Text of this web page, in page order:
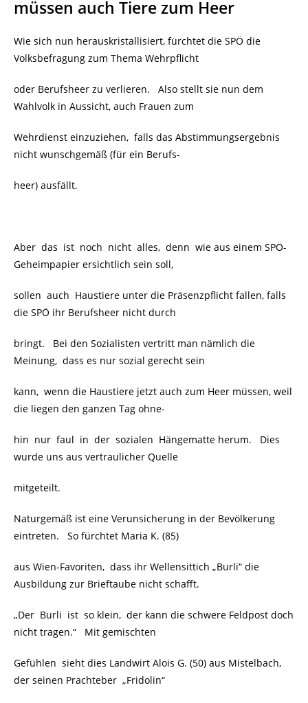
müssen auch Tiere zum Heer
Wie sich nun herauskristallisiert, fürchtet die SPÖ die
Volksbefragung zum Thema Wehrpflicht
oder Berufsheer zu verlieren. Also stellt sie nun dem
Wahlvolk in Aussicht, auch Frauen zum
Wehrdienst einzuziehen, falls das Abstimmungsergebnis
nicht wunschgemäß (für ein Berufs-
heer) ausfällt.
Aber das ist noch nicht alles, denn wie aus einem SPÖ-
Geheimpapier ersichtlich sein soll,
sollen auch Haustiere unter die Präsenzpflicht fallen, falls
die SPÖ ihr Berufsheer nicht durch
bringt. Bei den Sozialisten vertritt man nämlich die
Meinung, dass es nur sozial gerecht sein
kann, wenn die Haustiere jetzt auch zum Heer müssen, weil
die liegen den ganzen Tag ohne-
hin nur faul in der sozialen Hängematte herum. Dies
wurde uns aus vertraulicher Quelle
mitgeteilt.
Naturgemäß ist eine Verunsicherung in der Bevölkerung
eintreten. So fürchtet Maria K. (85)
aus Wien-Favoriten, dass ihr Wellensittich „Burli“ die
Ausbildung zur Brieftaube nicht schafft.
„Der Burli ist so klein, der kann die schwere Feldpost doch
nicht tragen.“ Mit gemischten
Gefühlen sieht dies Landwirt Alois G. (50) aus Mistelbach,
der seinen Prachteber „Fridolin“